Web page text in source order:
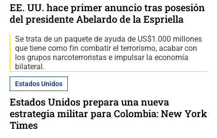
EE. UU. hace primer anuncio tras posesión
del presidente Abelardo de la Espriella
Se trata de un paquete de ayuda de US$1.000 millones
que tiene como fin combatir el terrorismo, acabar con
los grupos narcoterroristas e impulsar la economía
bilateral.
Estados Unidos
Estados Unidos prepara una nueva
estrategia militar para Colombia: New York
Times